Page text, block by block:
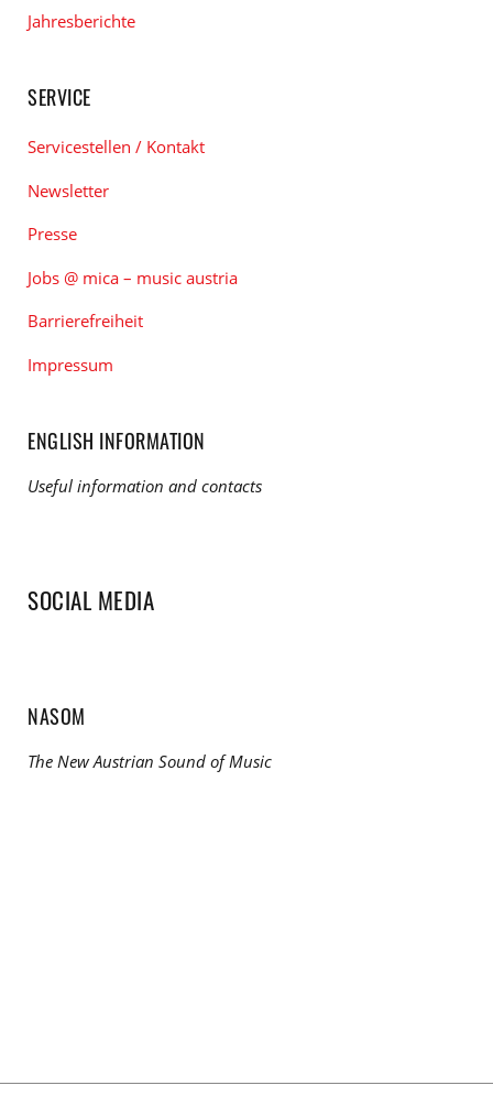
Jahresberichte
SERVICE
Servicestellen / Kontakt
Newsletter
Presse
Jobs @ mica – music austria
Barrierefreiheit
Impressum
ENGLISH INFORMATION
Useful information and contacts
SOCIAL MEDIA
NASOM
The New Austrian Sound of Music